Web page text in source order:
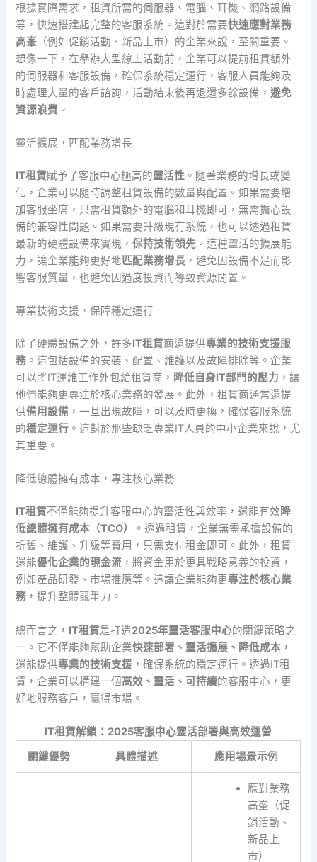
根據實際需求，租賃所需的伺服器、電腦、耳機、網路設備
等，快速搭建起完整的客服系統。這對於需要快速應對業務
高峯 （例如促銷活動、新品上市）的企業來說，至關重要。
想像一下，在舉辦大型線上活動前，企業可以提前租賃額外
的伺服器和客服設備，確保系統穩定運行，客服人員能夠及
時處理大量的客戶諮詢，活動結束後再退還多餘設備，避免
資源浪費 。
靈活擴展，匹配業務增長
IT租賃賦予了客服中心極高的靈活性 。隨著業務的增長或變
化，企業可以隨時調整租賃設備的數量與配置。如果需要增
加客服坐席，只需租賃額外的電腦和耳機即可，無需擔心設
備的兼容性問題。如果需要升級現有系統，也可以透過租賃
最新的硬體設備來實現，保持技術領先 。這種靈活的擴展能
力，讓企業能夠更好地匹配業務增長 ，避免因設備不足而影
響客服質量，也避免因過度投資而導致資源閒置。
專業技術支援，保障穩定運行
除了硬體設備之外，許多IT租賃商還提供專業的技術支援服
務 。這包括設備的安裝、配置、維護以及故障排除等。企業
可以將IT運維工作外包給租賃商， 降低自身IT部門的壓力 ，讓
他們能夠更專注於核心業務的發展。此外，租賃商通常還提
供備用設備 ，一旦出現故障，可以及時更換，確保客服系統
的穩定運行 。這對於那些缺乏專業IT人員的中小企業來說，尤
其重要。
降低總體擁有成本，專注核心業務
IT租賃不僅能夠提升客服中心的靈活性與效率，還能有效降
低總體擁有成本（TCO）
。透過租賃，企業無需承擔設備的
折舊、維護、升級等費用，只需支付租金即可。此外，租賃
還能優化企業的現金流 ，將資金用於更具戰略意義的投資，
例如產品研發、市場推廣等。這讓企業能夠更專注於核心業
務 ，提升整體競爭力。
總而言之， IT租賃是打造2025年靈活客服中心的關鍵策略之
一。它不僅能夠幫助企業快速部署、靈活擴展、降低成本 ，
還能提供專業的技術支援 ，確保系統的穩定運行。透過IT租
賃，企業可以構建一個高效、靈活、可持續的客服中心，更
好地服務客戶，贏得市場。
IT租賃解鎖：2025客服中心靈活部署與高效運營
關鍵優勢
具體描述 應用場景示例
應對業務
高峯（促
銷活動、
新品上
市）